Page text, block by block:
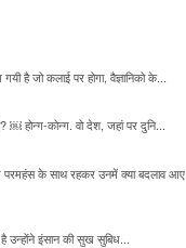
है जो कलाई पर होगा, वैज्ञानिको के...
होन्ग-कोन्ग. वो देश, जहां पर दुनि...
परमहंस के साथ रहकर उनमें क्या बदलाव आए
है उन्होंने इंसान की सुख सुबिध...